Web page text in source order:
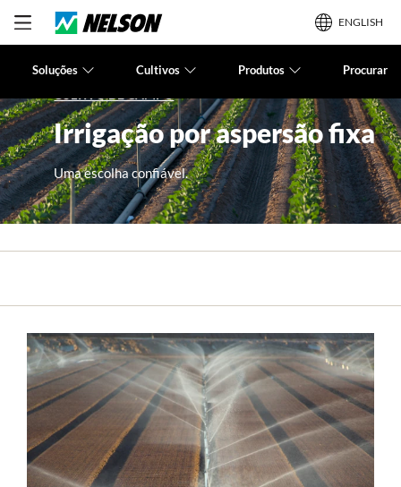
ENGLISH
Soluções Cultivos Produtos Procurar
Irrigação por aspersão fixa
Uma escolha confiável.